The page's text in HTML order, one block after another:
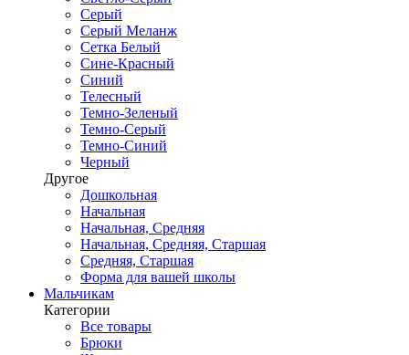
Серый
Серый Меланж
Сетка Белый
Сине-Красный
Синий
Телесный
Темно-Зеленый
Темно-Серый
Темно-Синий
Черный
Другое
Дошкольная
Начальная
Начальная, Средняя
Начальная, Средняя, Старшая
Средняя, Старшая
Форма для вашей школы
Мальчикам
Категории
Все товары
Брюки